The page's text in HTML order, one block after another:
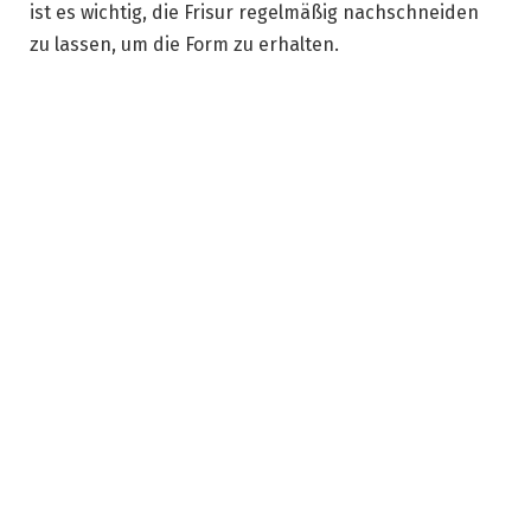
ist es wichtig, die Frisur regelmäßig nachschneiden
zu lassen, um die Form zu erhalten.